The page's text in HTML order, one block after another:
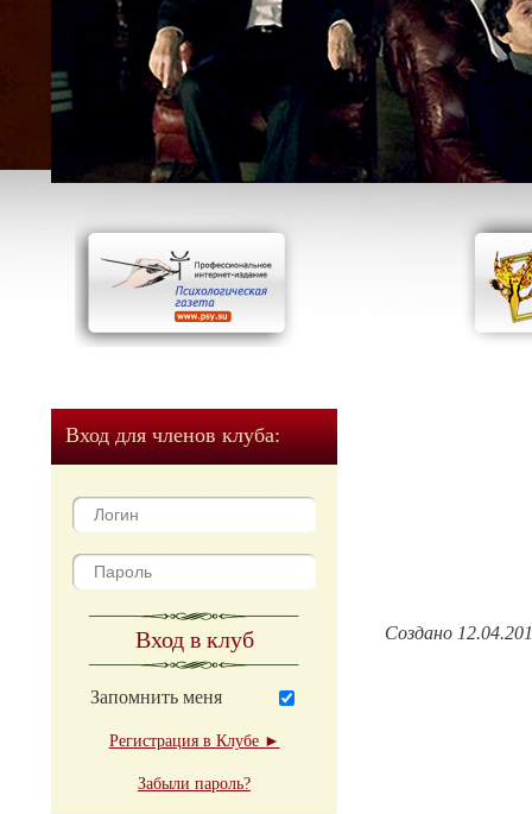
Вход для членов клуба:
Вход в клуб
Запомнить меня
Регистрация в Клубе ►
Забыли пароль?
Создано